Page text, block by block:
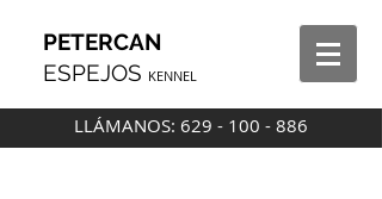
PETERCAN
ESPEJOS KENNEL
LLÁMANOS: 629 - 100 - 886